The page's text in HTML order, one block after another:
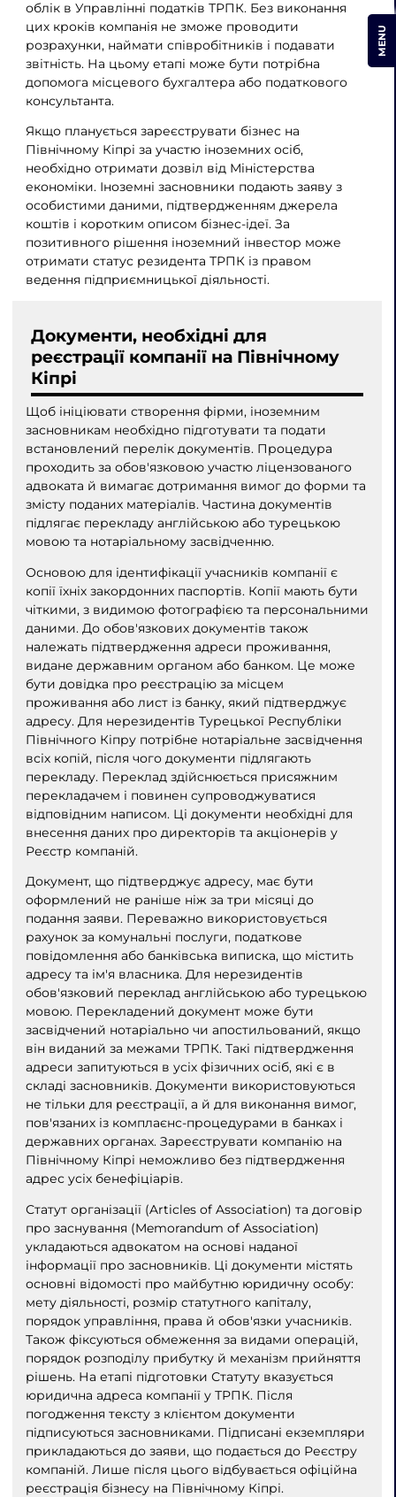
облік в Управлінні податків ТРПК. Без виконання
цих кроків компанія не зможе проводити
розрахунки, наймати співробітників і подавати
звітність. На цьому етапі може бути потрібна
допомога місцевого бухгалтера або податкового
консультанта.
Якщо планується зареєструвати бізнес на
Північному Кіпрі за участю іноземних осіб,
необхідно отримати дозвіл від Міністерства
економіки. Іноземні засновники подають заяву з
особистими даними, підтвердженням джерела
коштів і коротким описом бізнес-ідеї. За
позитивного рішення іноземний інвестор може
отримати статус резидента ТРПК із правом
ведення підприємницької діяльності.
Документи, необхідні для
реєстрації компанії на Північному
Кіпрі
Щоб ініціювати створення фірми, іноземним
засновникам необхідно підготувати та подати
встановлений перелік документів. Процедура
проходить за обов'язковою участю ліцензованого
адвоката й вимагає дотримання вимог до форми та
змісту поданих матеріалів. Частина документів
підлягає перекладу англійською або турецькою
мовою та нотаріальному засвідченню.
Основою для ідентифікації учасників компанії є
копії їхніх закордонних паспортів. Копії мають бути
чіткими, з видимою фотографією та персональними
даними. До обов'язкових документів також
належать підтвердження адреси проживання,
видане державним органом або банком. Це може
бути довідка про реєстрацію за місцем
проживання або лист із банку, який підтверджує
адресу. Для нерезидентів Турецької Республіки
Північного Кіпру потрібне нотаріальне засвідчення
всіх копій, після чого документи підлягають
перекладу. Переклад здійснюється присяжним
перекладачем і повинен супроводжуватися
відповідним написом. Ці документи необхідні для
внесення даних про директорів та акціонерів у
Реєстр компаній.
Документ, що підтверджує адресу, має бути
оформлений не раніше ніж за три місяці до
подання заяви. Переважно використовується
рахунок за комунальні послуги, податкове
повідомлення або банківська виписка, що містить
адресу та ім'я власника. Для нерезидентів
обов'язковий переклад англійською або турецькою
мовою. Перекладений документ може бути
засвідчений нотаріально чи апостильований, якщо
він виданий за межами ТРПК. Такі підтвердження
адреси запитуються в усіх фізичних осіб, які є в
складі засновників. Документи використовуються
не тільки для реєстрації, а й для виконання вимог,
пов'язаних із комплаєнс-процедурами в банках і
державних органах. Зареєструвати компанію на
Північному Кіпрі неможливо без підтвердження
адрес усіх бенефіціарів.
Статут організації (Articles of Association) та договір
про заснування (Memorandum of Association)
укладаються адвокатом на основі наданої
інформації про засновників. Ці документи містять
основні відомості про майбутню юридичну особу:
мету діяльності, розмір статутного капіталу,
порядок управління, права й обов'язки учасників.
Також фіксуються обмеження за видами операцій,
порядок розподілу прибутку й механізм прийняття
рішень. На етапі підготовки Статуту вказується
юридична адреса компанії у ТРПК. Після
погодження тексту з клієнтом документи
підписуються засновниками. Підписані екземпляри
прикладаються до заяви, що подається до Реєстру
компаній. Лише після цього відбувається офіційна
реєстрація бізнесу на Північному Кіпрі.
MENU